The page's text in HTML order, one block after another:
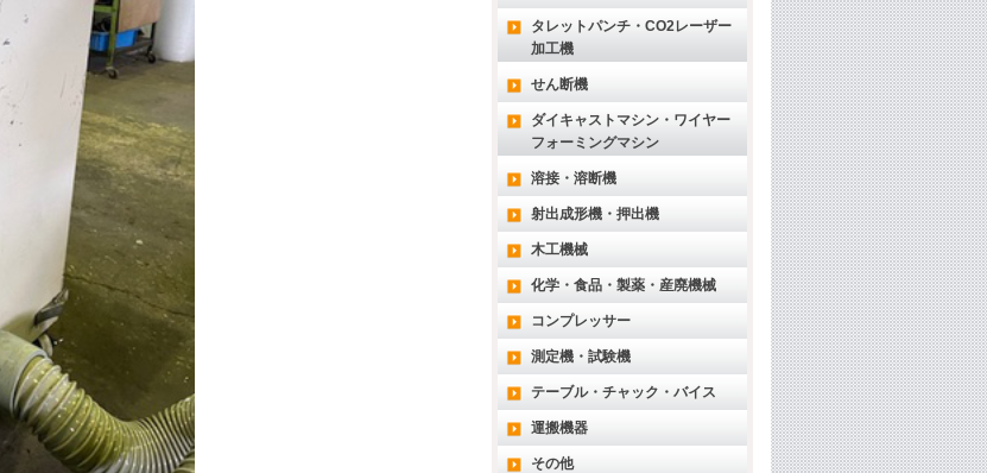
タレットパンチ・CO2レーザー
加工機
せん断機
ダイキャストマシン・ワイヤー
フォーミングマシン
溶接・溶断機
射出成形機・押出機
木工機械
化学・食品・製薬・産廃機械
コンプレッサー
測定機・試験機
テーブル・チャック・バイス
運搬機器
その他